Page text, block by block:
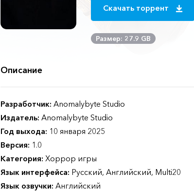
Скачать торрент
Размер: 27.9 GB
Описание
Разработчик: Anomalybyte Studio
Издатель: Anomalybyte Studio
Год выхода: 10 января 2025
Версия: 1.0
Категория: Хоррор игры
Язык интерфейса: Русский, Английский, Multi20
Язык озвучки: Английский